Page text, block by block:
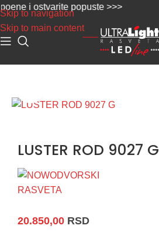
Skip to navigation
Skip to main content
i ostvarite popuste >>>
LUSTER ROD 9027 G
20.850,00 RSD